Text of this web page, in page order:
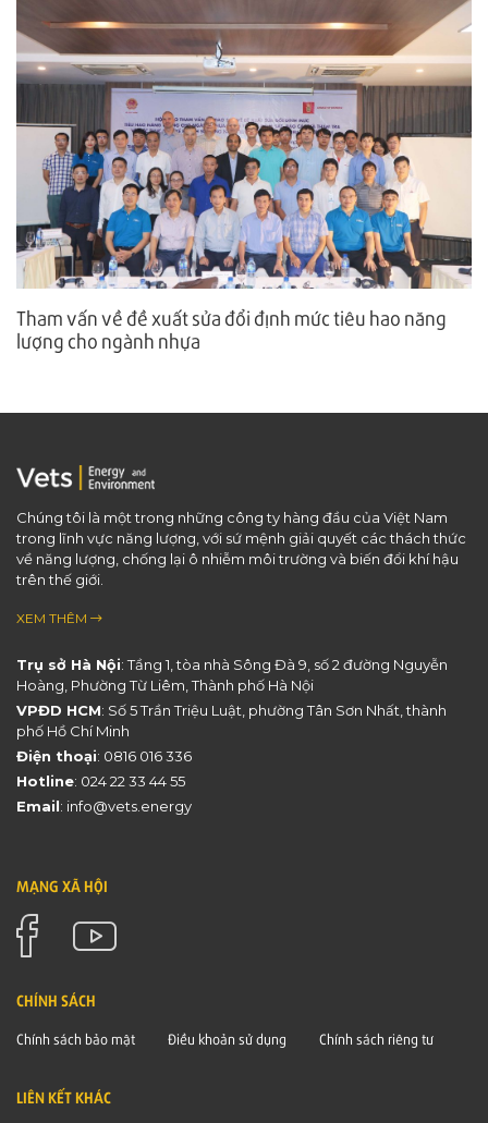
Tham vấn về đề xuất sửa đổi định mức tiêu hao năng
lượng cho ngành nhựa
Chúng tôi là một trong những công ty hàng đầu của Việt Nam
trong lĩnh vực năng lượng, với sứ mệnh giải quyết các thách thức
về năng lượng, chống lại ô nhiễm môi trường và biến đổi khí hậu
trên thế giới.
XEM THÊM
Trụ sở Hà Nội: Tầng 1, tòa nhà Sông Đà 9, số 2 đường Nguyễn
Hoàng, Phường Từ Liêm, Thành phố Hà Nội
VPĐD HCM: Số 5 Trần Triệu Luật, phường Tân Sơn Nhất, thành
phố Hồ Chí Minh
Điện thoại: 0816 016 336
Hotline: 024 22 33 44 55
Email: info@vets.energy
MẠNG XÃ HỘI
CHÍNH SÁCH
Chính sách bảo mật Điều khoản sử dụng Chính sách riêng tư
LIÊN KẾT KHÁC